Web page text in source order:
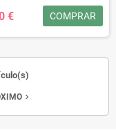
€ COMPRAR
navigate_next